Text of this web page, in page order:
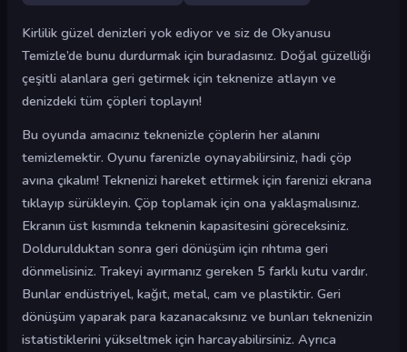
Kirlilik güzel denizleri yok ediyor ve siz de Okyanusu
Temizle’de bunu durdurmak için buradasınız. Doğal güzelliği
çeşitli alanlara geri getirmek için teknenize atlayın ve
denizdeki tüm çöpleri toplayın!
Bu oyunda amacınız teknenizle çöplerin her alanını
temizlemektir. Oyunu farenizle oynayabilirsiniz, hadi çöp
avına çıkalım! Teknenizi hareket ettirmek için farenizi ekrana
tıklayıp sürükleyin. Çöp toplamak için ona yaklaşmalısınız.
Ekranın üst kısmında teknenin kapasitesini göreceksiniz.
Doldurulduktan sonra geri dönüşüm için rıhtıma geri
dönmelisiniz. Trakeyi ayırmanız gereken 5 farklı kutu vardır.
Bunlar endüstriyel, kağıt, metal, cam ve plastiktir. Geri
dönüşüm yaparak para kazanacaksınız ve bunları teknenizin
istatistiklerini yükseltmek için harcayabilirsiniz. Ayrıca